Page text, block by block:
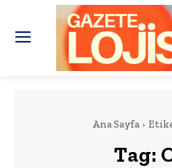
Ana Sayfa
Tag: